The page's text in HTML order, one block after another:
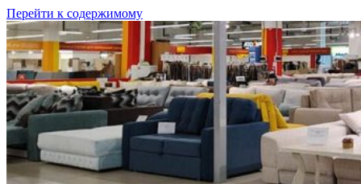
Перейти к содержимому